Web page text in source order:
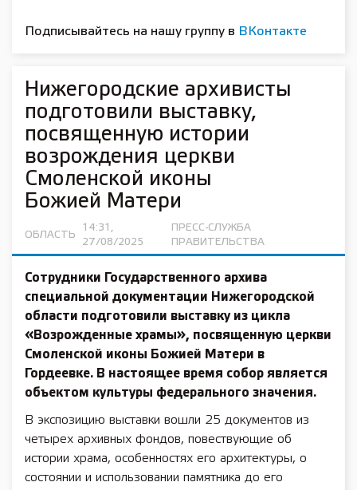
Подписывайтесь на нашу группу в ВКонтакте
Нижегородские архивисты
подготовили выставку,
посвященную истории
возрождения церкви
Смоленской иконы
Божией Матери
ОБЛАСТЬ
14:31,
27/08/2025
ПРЕСС-СЛУЖБА
ПРАВИТЕЛЬСТВА
Сотрудники Государственного архива
специальной документации Нижегородской
области подготовили выставку из цикла
«Возрожденные храмы», посвященную церкви
Смоленской иконы Божией Матери в
Гордеевке. В настоящее время собор является
объектом культуры федерального значения.
В экспозицию выставки вошли 25 документов из
четырех архивных фондов, повествующие об
истории храма, особенностях его архитектуры, о
состоянии и использовании памятника до его